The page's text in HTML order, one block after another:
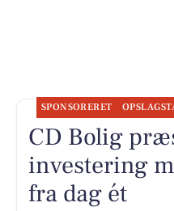
SPONSORERET
CD Bolig
investering
fra dag ét